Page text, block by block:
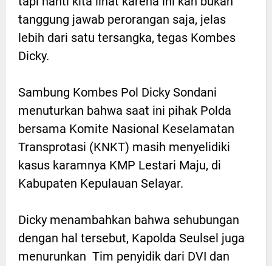
tanggung jawab perorangan saja, jelas
lebih dari satu tersangka, tegas Kombes
Dicky.
Sambung Kombes Pol Dicky Sondani
menuturkan bahwa saat ini pihak Polda
bersama Komite Nasional Keselamatan
Transprotasi (KNKT) masih menyelidiki
kasus karamnya KMP Lestari Maju, di
Kabupaten Kepulauan Selayar.
Dicky menambahkan bahwa sehubungan
dengan hal tersebut, Kapolda Seulsel juga
menurunkan Tim penyidik dari DVI dan